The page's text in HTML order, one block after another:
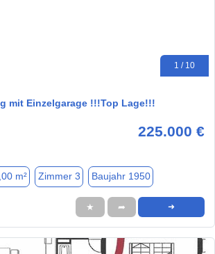
1 / 10
mit Einzelgarage !!!Top Lage!!!
225.000 €
m² Zimmer 3 Baujahr 1950
★ ➦ ➜